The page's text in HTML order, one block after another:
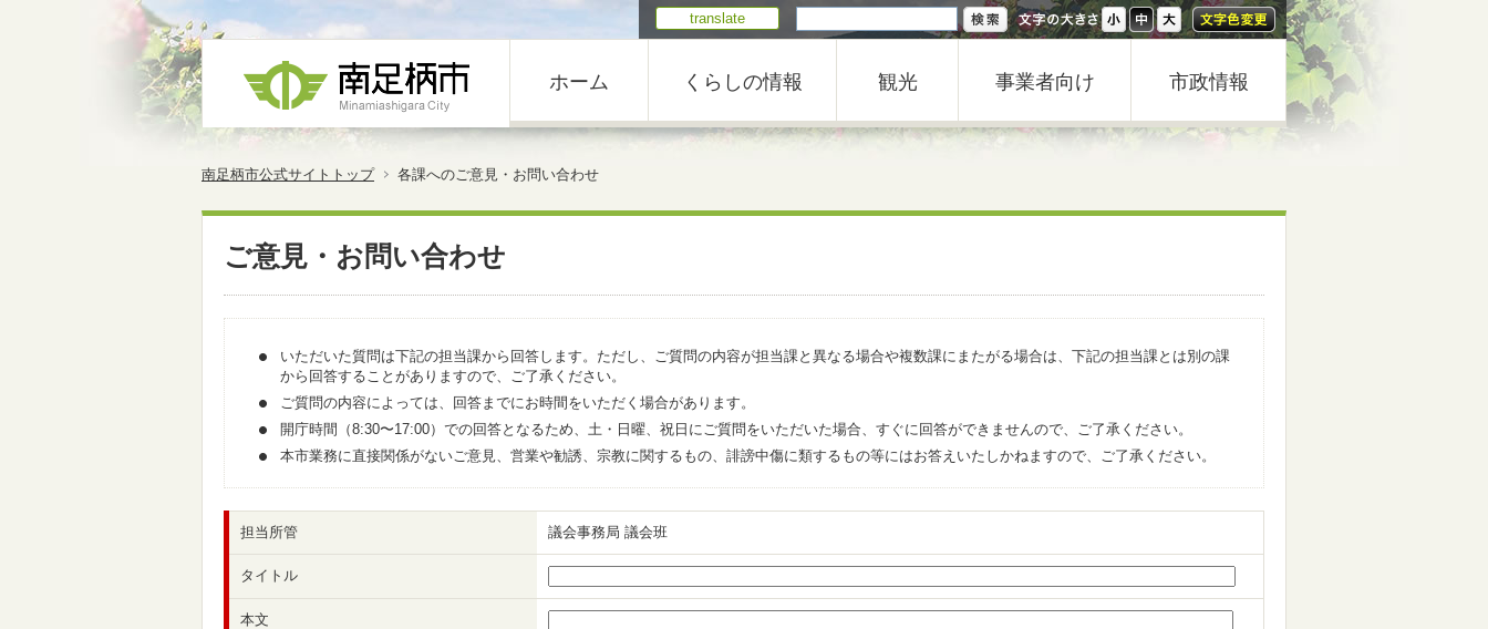
translate
ホーム くらしの情報 観光 事業者向け 市政情報
南足柄市公式サイトトップ 各課へのご意見・お問い合わせ
ご意見・お問い合わせ
いただいた質問は下記の担当課から回答します。ただし、ご質問の内容が担当課と異なる場合や複数課にまたがる場合は、下記の担当課とは別の課
から回答することがありますので、ご了承ください。
ご質問の内容によっては、回答までにお時間をいただく場合があります。
開庁時間（8:30〜17:00）での回答となるため、土・日曜、祝日にご質問をいただいた場合、すぐに回答ができませんので、ご了承ください。
本市業務に直接関係がないご意見、営業や勧誘、宗教に関するもの、誹謗中傷に類するもの等にはお答えいたしかねますので、ご了承ください。
担当所管 議会事務局 議会班
タイトル
本文